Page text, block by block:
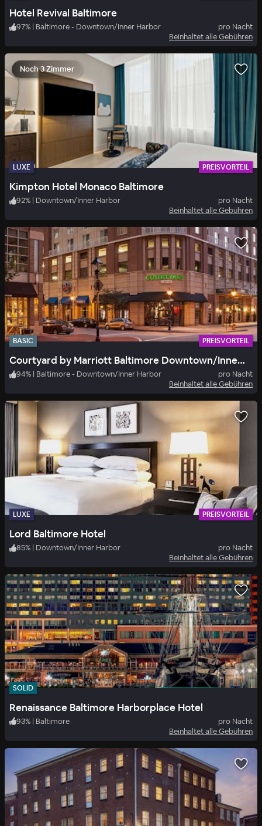
Hotel Revival Baltimore
97% | Baltimore - Downtown/Inner Harbor
pro Nacht
Beinhaltet alle Gebühren
Noch 3 Zimmer
LUXE PREISVORTEIL
Kimpton Hotel Monaco Baltimore
92% | Downtown/Inner Harbor
pro Nacht
Beinhaltet alle Gebühren
BASIC PREISVORTEIL
Courtyard by Marriott Baltimore Downtown/Inner Harbor
94% | Baltimore - Downtown/Inner Harbor
pro Nacht
Beinhaltet alle Gebühren
LUXE PREISVORTEIL
Lord Baltimore Hotel
85% | Downtown/Inner Harbor
pro Nacht
Beinhaltet alle Gebühren
SOLID
Renaissance Baltimore Harborplace Hotel
93% | Baltimore
pro Nacht
Beinhaltet alle Gebühren